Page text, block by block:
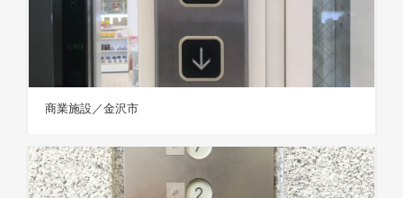
商業施設／金沢市